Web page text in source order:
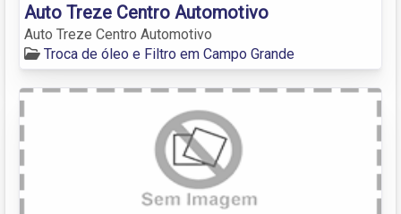
Auto Treze Centro Automotivo
Auto Treze Centro Automotivo
Troca de óleo e Filtro em Campo Grande